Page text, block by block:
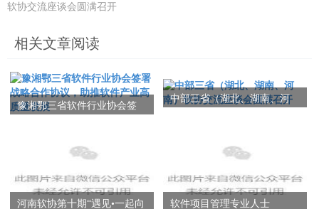
软协交流座谈会圆满召开
相关文章阅读
豫湘鄂三省软件行业协会签
中部三省（湖北、湖南、河
河南软协第十期“遇见•一起向
软件项目管理专业人士